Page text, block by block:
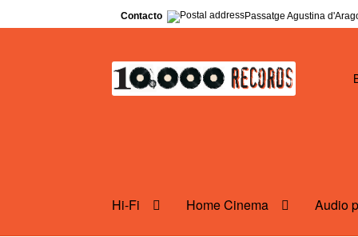
Contacto Passatge Agustina
Ir
a
Ir
al
Hi-Fi Home Cinema Audio